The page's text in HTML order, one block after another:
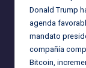
Donald Trump
agenda
mandato
compañía
Bitcoin,